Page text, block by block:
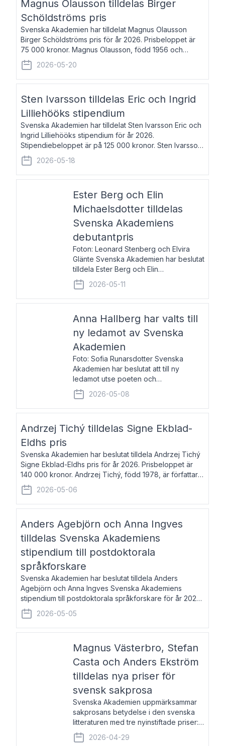
Magnus Olausson tilldelas Birger
Schöldströms pris
Svenska Akademien har tilldelat Magnus Olausson
Birger Schöldströms pris för år 2026. Prisbeloppet är
75 000 kronor. Magnus Olausson, född 1956 och
bosatt i Stockholm, är konstvetare, museiman och
hovman. Han disputerade 1993 vid Uppsala un
2026-05-20
Sten Ivarsson tilldelas Eric och Ingrid
Lilliehööks stipendium
Svenska Akademien har tilldelat Sten Ivarsson Eric och
Ingrid Lilliehööks stipendium för år 2026.
Stipendiebeloppet är på 125 000 kronor. Sten Ivarsson,
född 1979, är mediateksamordnare vid
Söderslättsgymnasiet i Trelleborg. Här har han på
2026-05-18
Ester Berg och Elin
Michaelsdotter tilldelas
Svenska Akademiens
debutantpris
Foton: Leonard Stenberg och Elvira
Glänte Svenska Akademien har beslutat
tilldela Ester Berg och Elin
Michaelsdotter Svenska Akademiens
debutantpris för år 2026. Priset är
nyinstiftat och syftar till att lyfta fram
2026-05-11
Anna Hallberg har valts till
ny ledamot av Svenska
Akademien
Foto: Sofia Runarsdotter Svenska
Akademien har beslutat att till ny
ledamot utse poeten och
litteraturkritikern Anna Hallberg. Hon
efterträder poeten Tua Forsström på
stol 18 och kommer att ta sitt inträde vid
2026-05-08
Andrzej Tichý tilldelas Signe Ekblad-
Eldhs pris
Svenska Akademien har beslutat tilldela Andrzej Tichý
Signe Ekblad-Eldhs pris för år 2026. Prisbeloppet är
140 000 kronor. Andrzej Tichý, född 1978, är författare
och kulturskribent. Han debuterade 2005 med den
lovordade romanen Sex liter l
2026-05-06
Anders Agebjörn och Anna Ingves
tilldelas Svenska Akademiens
stipendium till postdoktorala
språkforskare
Svenska Akademien har beslutat tilldela Anders
Agebjörn och Anna Ingves Svenska Akademiens
stipendium till postdoktorala språkforskare för år 2026.
Stipendiebeloppet är 75 000 kronor per mottagare.
Anders Agebjörn, född 1984, är universitet
2026-05-05
Magnus Västerbro, Stefan
Casta och Anders Ekström
tilldelas nya priser för
svensk sakprosa
Svenska Akademien uppmärksammar
sakprosans betydelse i den svenska
litteraturen med tre nyinstiftade priser:
Svenska Akademiens pris till
framstående författare av svensk
2026-04-29